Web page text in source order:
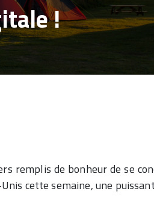
!
remplis de bonheur de se
cette semaine, une